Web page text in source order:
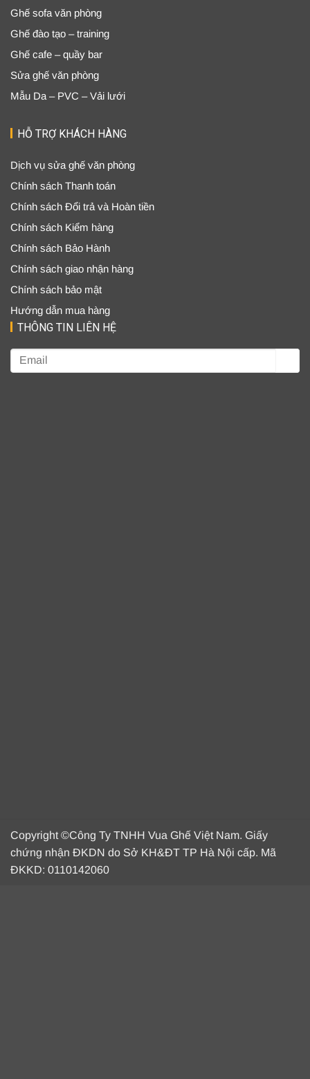
Ghế sofa văn phòng
Ghế đào tạo – training
Ghế cafe – quầy bar
Sửa ghế văn phòng
Mẫu Da – PVC – Vải lưới
HỖ TRỢ KHÁCH HÀNG
Dịch vụ sửa ghế văn phòng
Chính sách Thanh toán
Chính sách Đổi trả và Hoàn tiền
Chính sách Kiểm hàng
Chính sách Bảo Hành
Chính sách giao nhận hàng
Chính sách bảo mật
Hướng dẫn mua hàng
THÔNG TIN LIÊN HỆ
Copyright ©Công Ty TNHH Vua Ghế Việt Nam. Giấy
chứng nhận ĐKDN do Sở KH&ĐT TP Hà Nội cấp. Mã
ĐKKD: 0110142060